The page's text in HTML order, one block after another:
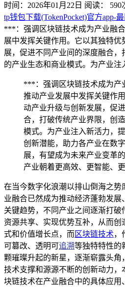
时间：2026年01月22日 阅读： 590
tp钱包下载(TokenPocket)官方app-
***：强调区块链技术成为产业融
展中发挥关键作用。它以其独特优
展，促进不同产业间的深度融合
的产业生态和商业模式。为产业注
***：强调区块链技术成为产
推动产业发展中发挥关键作
动产业升级与创新发展，促
合，打破传统产业界限，创
模式。为产业注入新活力，
创新潜能，助力各产业在数
展，有望成为未来产业变革
产业朝着更高效、更智能、
在当今数字化浪潮以排山倒海之势
业融合已然成为推动经济蓬勃发
关键趋势，不同产业之间逐渐打
资源共享、实现优势互补，从而
式和价值增长点，而 区块链技术，
可篡改、透明可追溯等独特特性的
颗璀璨升起的新星，逐渐崭露头角
技术支撑和源源不断的创新动力，
块链技术在产业融合中的具体应